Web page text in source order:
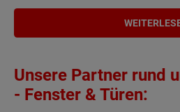
Unsere Partner rund
- Fenster & Türen: